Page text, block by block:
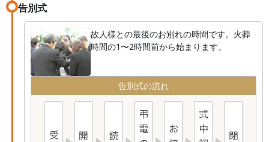
告別式
故人様との最後のお別れの時間です。火葬
時間の1〜2時間前から始まります。
告別式の流れ